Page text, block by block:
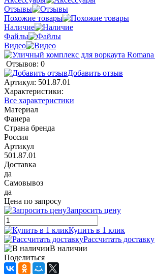
Отзывы
Похожие товары
Наличие
Файлы
Видео
Отзывов: 0
Добавить отзыв
Артикул: 501.87.01
Характеристики:
Все характеристики
Материал
Фанера
Страна бренда
Россия
Артикул
501.87.01
Доставка
да
Самовывоз
да
Цена по запросу
Запросить цену
Купить в 1 клик
Рассчитать доставку
В наличии
Поделиться